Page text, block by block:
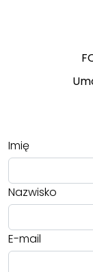
Imię
Nazwisko
E-mail